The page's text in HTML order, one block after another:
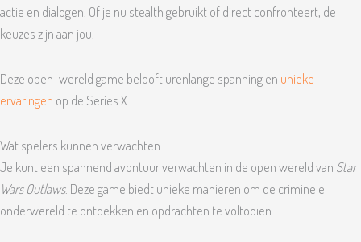
actie en dialogen. Of je nu stealth gebruikt of direct confronteert, de
keuzes zijn aan jou.
Deze open-wereld game belooft urenlange spanning en unieke
ervaringen op de Series X.
Wat spelers kunnen verwachten
Je kunt een spannend avontuur verwachten in de open wereld van Star
Wars Outlaws. Deze game biedt unieke manieren om de criminele
onderwereld te ontdekken en opdrachten te voltooien.